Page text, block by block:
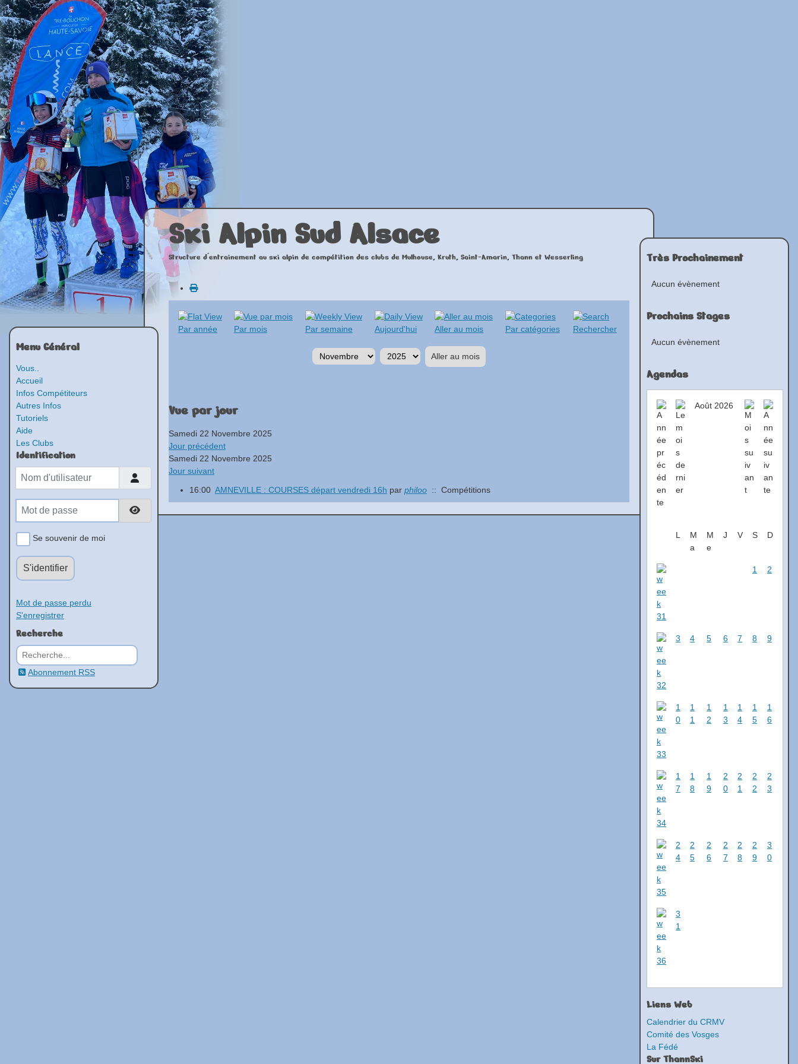
Menu Général
Vous..
Accueil
Infos Compétiteurs
Autres Infos
Tutoriels
Aide
Les Clubs
Identification
Nom d'utilisateur
Mot de passe
Se souvenir de moi
S'identifier
Mot de passe perdu
S'enregistrer
Recherche
Rechercher
Abonnement RSS
Ski Alpin Sud Alsace
Structure d'entrainement au ski alpin de compétition des clubs de Mulhouse, Kruth, Saint-Amarin, Thann et Wesserling
Par année Par mois Par semaine Aujourd'hui Aller au mois Par catégories Rechercher
Aller au mois
Vue par jour
Samedi 22 Novembre 2025
Jour précédent
Samedi 22 Novembre 2025
Jour suivant
16:00 AMNEVILLE : COURSES départ vendredi 16h par philoo:: Compétitions
Très Prochainement
Aucun évènement
Prochains Stages
Aucun évènement
Agendas
Août 2026
L
M
a
M
e
J V S D
1 2
3 4 5 6 7 8 9
1
0
1
1
1
2
1
3
1
4
1
5
1
6
1
7
1
8
1
9
2
0
2
1
2
2
2
3
2
4
2
5
2
6
2
7
2
8
2
9
3
0
3
1
Liens Web
Calendrier du CRMV
Comité des Vosges
La Fédé
Sur ThannSki